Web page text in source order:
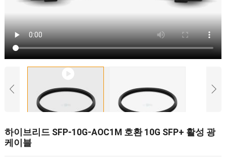
하이브리드 SFP-10G-AOC1M 호환 10G SFP+ 활성 광
케이블